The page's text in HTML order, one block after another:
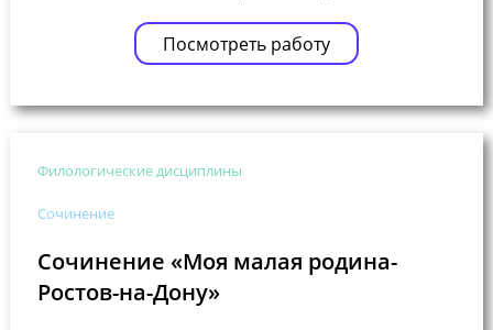
Посмотреть работу
Филологические дисциплины
Сочинение
Сочинение «Моя малая родина-
Ростов-на-Дону»